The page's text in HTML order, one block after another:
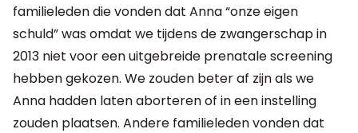
familieleden die vonden dat Anna “onze eigen
schuld” was omdat we tijdens de zwangerschap in
2013 niet voor een uitgebreide prenatale screening
hebben gekozen. We zouden beter af zijn als we
Anna hadden laten aborteren of in een instelling
zouden plaatsen. Andere familieleden vonden dat